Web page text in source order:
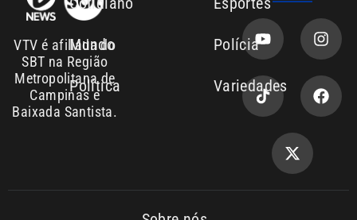
Anuncie agora com a emissora VTV SBT
Área de cobertura que a VTV SBT acompanha:
Entre em contato com a VTV News
Política de
privacidade